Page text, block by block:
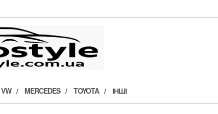
VW MERCEDES TOYOTA ІНШІ